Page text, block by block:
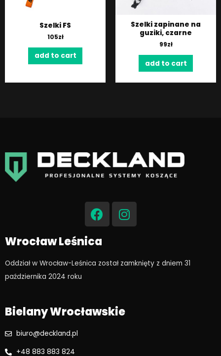
Szelki FS
105zł
add to cart
Szelki zapinane na
guziki, czarne
99zł
add to cart
F
a
c
e
b
o
I
n
s
g
Wrocław Leśnica
Oddział w Wrocław-Leśnica został zamknięty z dniem 31
października 2024 roku​
Bielany Wrocławskie
biuro@deckland.pl
+48 883 883 824